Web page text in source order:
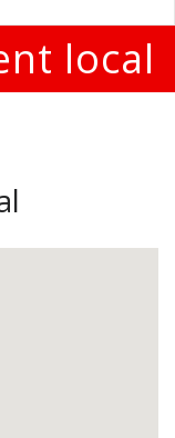
local